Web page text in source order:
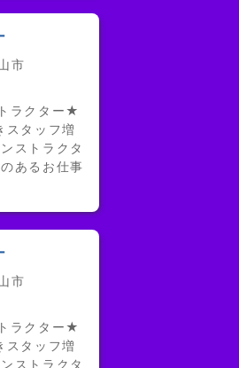
市
ラクター★
タッフ増
ストラクタ
あるお仕事
市
ラクター★
タッフ増
ストラクタ